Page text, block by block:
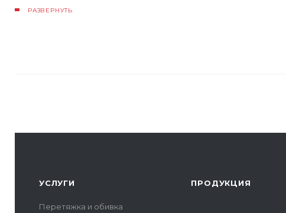
РАЗВЕРНУТЬ
УСЛУГИ
Перетяжка и обивка
ПРОДУКЦИЯ